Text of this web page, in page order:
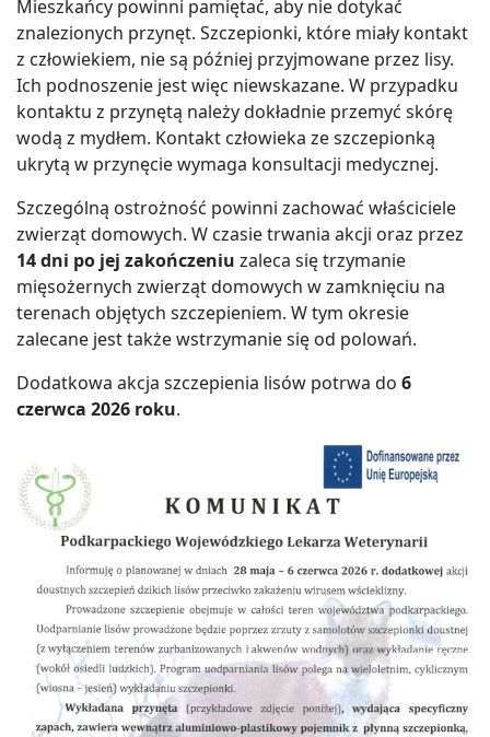
Mieszkańcy powinni pamiętać, aby nie dotykać
znalezionych przynęt. Szczepionki, które miały kontakt
z człowiekiem, nie są później przyjmowane przez lisy.
Ich podnoszenie jest więc niewskazane. W przypadku
kontaktu z przynętą należy dokładnie przemyć skórę
wodą z mydłem. Kontakt człowieka ze szczepionką
ukrytą w przynęcie wymaga konsultacji medycznej.
Szczególną ostrożność powinni zachować właściciele
zwierząt domowych. W czasie trwania akcji oraz przez
14 dni po jej zakończeniu zaleca się trzymanie
mięsożernych zwierząt domowych w zamknięciu na
terenach objętych szczepieniem. W tym okresie
zalecane jest także wstrzymanie się od polowań.
Dodatkowa akcja szczepienia lisów potrwa do 6
czerwca 2026 roku.